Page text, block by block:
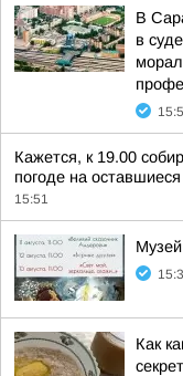
В
в
Кажется, к 19.00
погоде на
15:51
Как